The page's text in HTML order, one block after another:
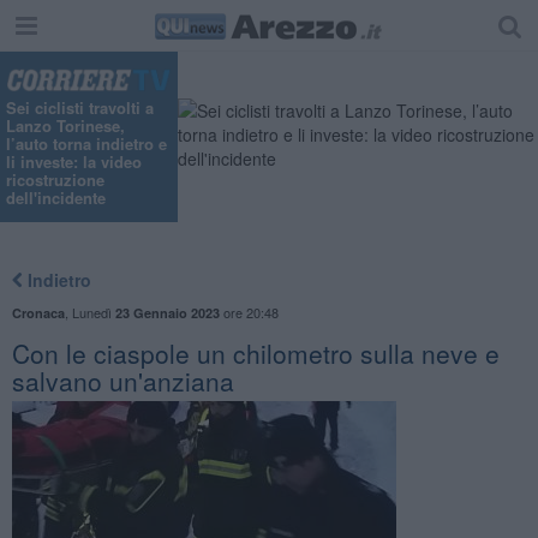
Sei ciclisti travolti a
Lanzo Torinese,
l’auto torna indietro e
li investe: la video
ricostruzione
dell'incidente
Indietro
Cronaca Lunedì 23 Gennaio 2023ore 20:48
Con le ciaspole un chilometro sulla neve e
salvano un'anziana